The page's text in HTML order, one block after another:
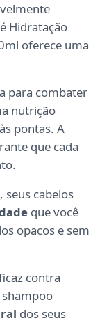
Hidratação
oferece uma
para combater
nutrição
pontas. A
que cada
seus cabelos
que você
opacos e sem
contra
shampoo
dos seus